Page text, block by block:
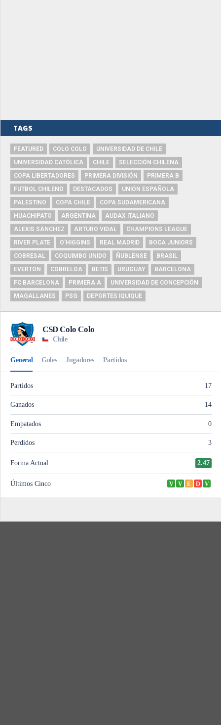
TAGS
FEATURED COLO COLO
UNIVERSIDAD DE CHILE
UNIVERSIDAD CATÓLICA
CHILE
SELECCIÓN CHILENA
COPA LIBERTADORES
PRIMERA DIVISIÓN
PRIMERA B
FUTBOL CHILENO
DESTACADOS
UNIÓN ESPAÑOLA
PALESTINO
COPA CHILE
COPA SUDAMERICANA
HUACHIPATO
ARGENTINA
AUDAX ITALIANO
ALEXIS SÁNCHEZ
ARTURO VIDAL
CHAMPIONS LEAGUE
RIVER PLATE
O'HIGGINS REAL MADRID
BOCA JUNIORS
COBRESAL
COQUIMBO UNIDO ÑUBLENSE
BRASIL
EVERTON
COBRELOA BETIS URUGUAY
BARCELONA
FC BARCELONA
PRIMERA A
UNIVERSIDAD DE CONCEPCIÓN
MAGALLANES
PSG DEPORTES IQUIQUE